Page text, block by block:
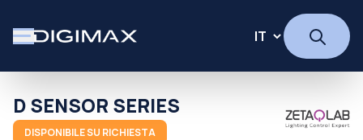
D SENSOR SERIES
DISPONIBILE SU RICHIESTA